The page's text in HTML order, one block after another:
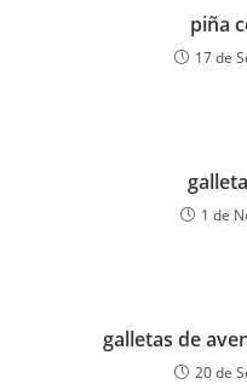
piña
17 de
1 de
galletas de
20 de